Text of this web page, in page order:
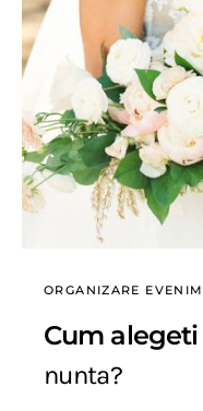
ORGANIZARE
Cum
nunta?